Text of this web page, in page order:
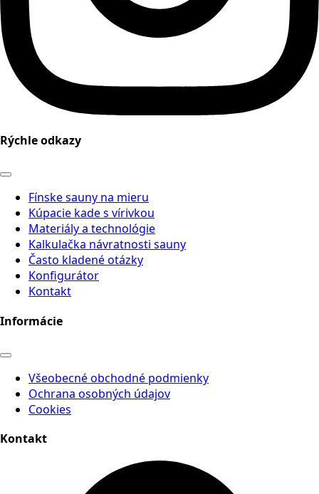
Rýchle odkazy
Fínske sauny na mieru
Kúpacie kade s vírivkou
Materiály a technológie
Kalkulačka návratnosti sauny
Často kladené otázky
Konfigurátor
Kontakt
Informácie
Všeobecné obchodné podmienky
Ochrana osobných údajov
Cookies
Kontakt